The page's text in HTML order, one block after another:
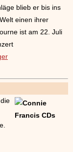
blieb er bis ins
einen ihrer
ist am 22. Juli